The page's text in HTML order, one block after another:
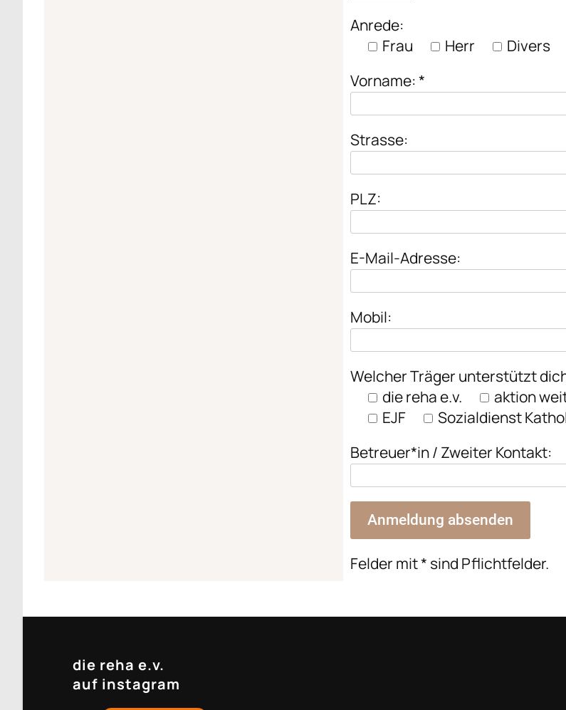
Anrede:
Frau
Herr
Divers
Vorname: *
Strasse:
PLZ:
E-Mail-Adresse:
Mobil:
Welcher Träger unterstützt
die reha e.v.
aktion
EJF
Sozialdienst
Betreuer*in / Zweiter Kontakt:
Felder mit * sind Pflichtfelder.
die reha e.v.
auf instagram